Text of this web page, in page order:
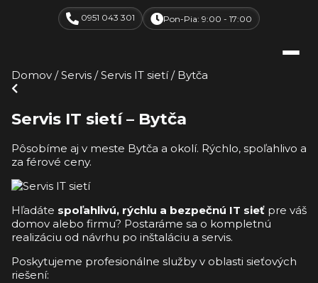
0951 043 301 Pon-Pia: 9:00 - 17:00
Domov / Servis / Servis IT sietí / Bytča
Servis IT sietí – Bytča
Pôsobíme aj v meste Bytča a okolí. Rýchlo, spoľahlivo a
za férové ceny.
Hľadáte spoľahlivú, rýchlu a bezpečnú IT sieť pre váš
domov alebo firmu? Postaráme sa o kompletnú
realizáciu od návrhu po inštaláciu a servis.
Poskytujeme profesionálne služby v oblasti sieťových
riešení: